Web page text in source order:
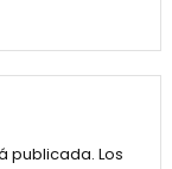
publicada. Los